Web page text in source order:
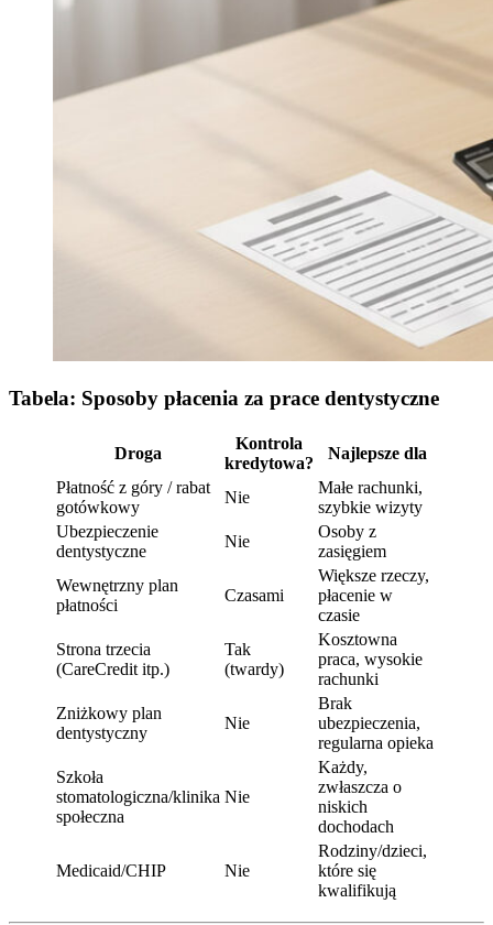
Tabela: Sposoby płacenia za prace dentystyczne
Droga
Kontrola
kredytowa?
Najlepsze dla
Płatność z góry / rabat
gotówkowy
Nie
Małe rachunki,
szybkie wizyty
Ubezpieczenie
dentystyczne
Nie
Osoby z
zasięgiem
Wewnętrzny plan
płatności
Czasami
Większe rzeczy,
płacenie w
czasie
Strona trzecia
(CareCredit itp.)
Tak
(twardy)
Kosztowna
praca, wysokie
rachunki
Zniżkowy plan
dentystyczny
Nie
Brak
ubezpieczenia,
regularna opieka
Szkoła
stomatologiczna/klinika
społeczna
Nie
Każdy,
zwłaszcza o
niskich
dochodach
Medicaid/CHIP Nie
Rodziny/dzieci,
które się
kwalifikują